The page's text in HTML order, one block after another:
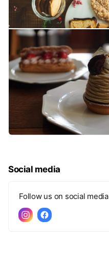
Social media
Follow us on social media